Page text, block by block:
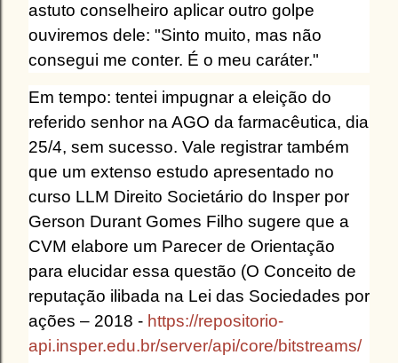
astuto conselheiro aplicar outro golpe
ouviremos dele: "Sinto muito, mas não
consegui me conter. É o meu caráter."
Em tempo: tentei impugnar a eleição do
referido senhor na AGO da farmacêutica, dia
25/4, sem sucesso. Vale registrar também
que um extenso estudo apresentado no
curso LLM Direito Societário do Insper por
Gerson Durant Gomes Filho sugere que a
CVM elabore um Parecer de Orientação
para elucidar essa questão (O Conceito de
reputação ilibada na Lei das Sociedades por
ações – 2018 - https://repositorio-
api.insper.edu.br/server/api/core/bitstreams/